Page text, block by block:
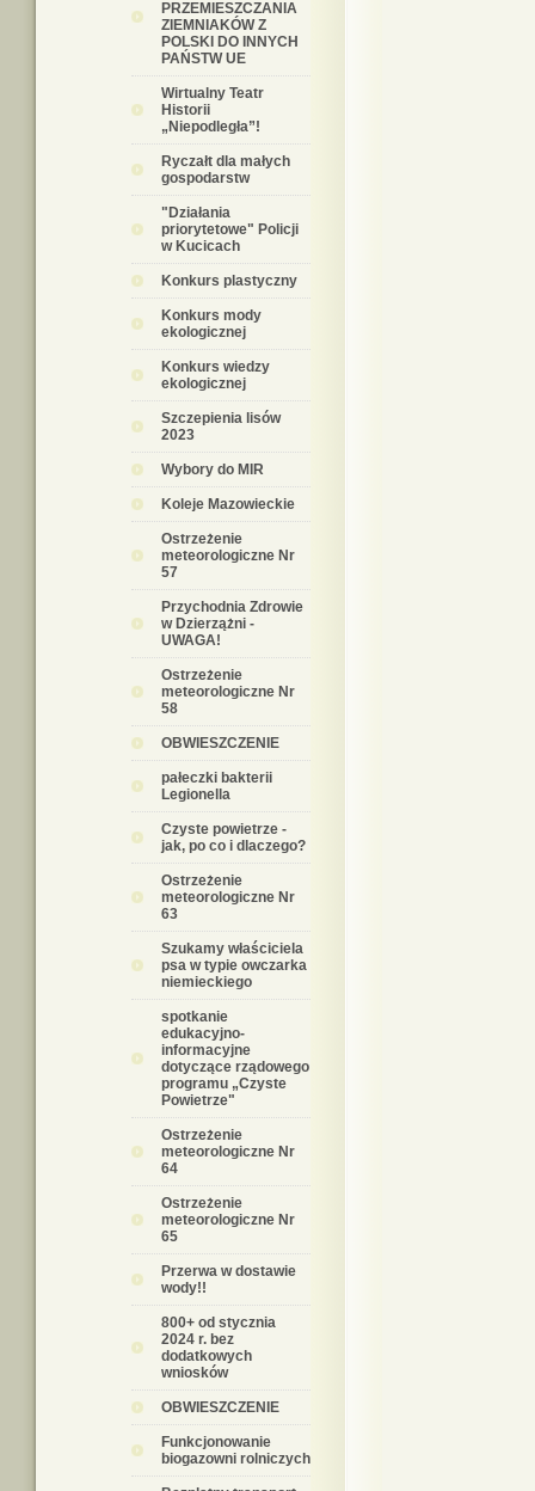
PRZEMIESZCZANIA
ZIEMNIAKÓW Z
POLSKI DO INNYCH
PAŃSTW UE
Wirtualny Teatr
Historii
„Niepodległa”!
Ryczałt dla małych
gospodarstw
"Działania
priorytetowe" Policji
w Kucicach
Konkurs plastyczny
Konkurs mody
ekologicznej
Konkurs wiedzy
ekologicznej
Szczepienia lisów
2023
Wybory do MIR
Koleje Mazowieckie
Ostrzeżenie
meteorologiczne Nr
57
Przychodnia Zdrowie
w Dzierzążni -
UWAGA!
Ostrzeżenie
meteorologiczne Nr
58
OBWIESZCZENIE
pałeczki bakterii
Legionella
Czyste powietrze -
jak, po co i dlaczego?
Ostrzeżenie
meteorologiczne Nr
63
Szukamy właściciela
psa w typie owczarka
niemieckiego
spotkanie
edukacyjno-
informacyjne
dotyczące rządowego
programu „Czyste
Powietrze"
Ostrzeżenie
meteorologiczne Nr
64
Ostrzeżenie
meteorologiczne Nr
65
Przerwa w dostawie
wody!!
800+ od stycznia
2024 r. bez
dodatkowych
wniosków
OBWIESZCZENIE
Funkcjonowanie
biogazowni rolniczych